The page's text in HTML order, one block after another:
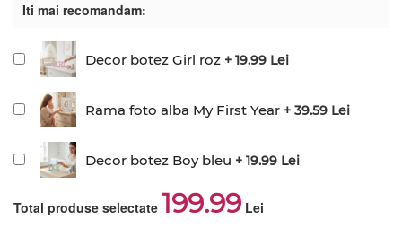
Iti mai recomandam:
Decor botez Girl roz + 19.99 Lei
Rama foto alba My First Year + 39.59 Lei
Decor botez Boy bleu + 19.99 Lei
Total produse selectate 199.99 Lei